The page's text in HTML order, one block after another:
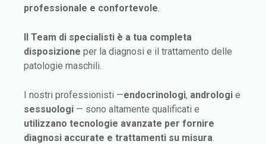
professionale e confortevole.
Il Team di specialisti è a tua completa
disposizione per la diagnosi e il trattamento delle
patologie maschili.
I nostri professionisti —endocrinologi, andrologi e
sessuologi — sono altamente qualificati e
utilizzano tecnologie avanzate per fornire
diagnosi accurate e trattamenti su misura.